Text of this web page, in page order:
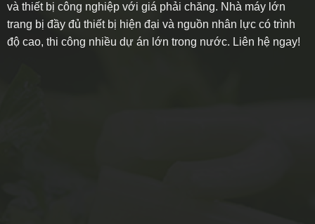
và thiết bị công nghiệp với giá phải chăng. Nhà máy lớn
trang bị đầy đủ thiết bị hiện đại và nguồn nhân lực có trình
độ cao, thi công nhiều dự án lớn trong nước. Liên hệ ngay!